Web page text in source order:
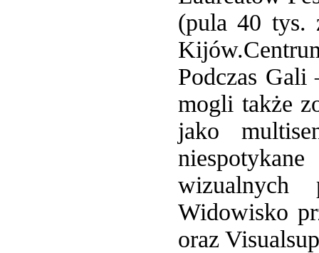
(pula 40 tys.
Podczas
mogli także
jako
wizualnych
Widowisko
oraz